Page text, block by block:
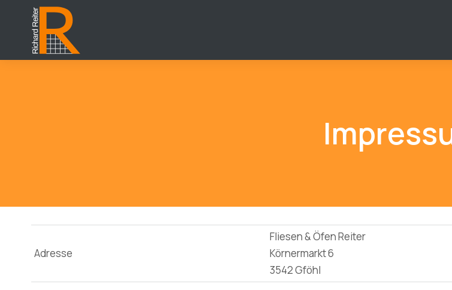
Adresse
Fliesen & Öfen Reiter
Körnermarkt 6
3542 Gföhl